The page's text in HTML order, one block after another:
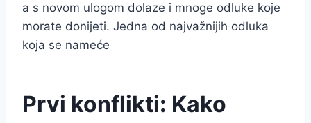
a s novom ulogom dolaze i mnoge odluke koje
morate donijeti. Jedna od najvažnijih odluka
koja se nameće
Prvi konflikti: Kako